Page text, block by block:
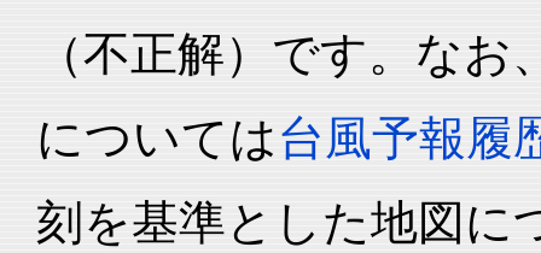
（不正解）です。な
については台風予報履
刻を基準とした地図に